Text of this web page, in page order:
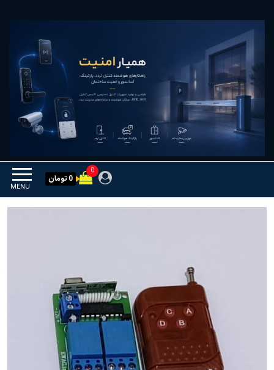
همیار امنیت
MENU
0
0 تومان